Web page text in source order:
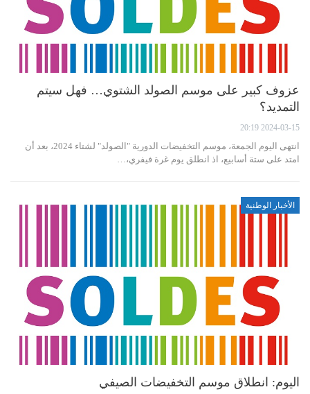
عزوف كبير على موسم الصولد الشتوي… فهل سيتم
التمديد؟
2024-03-15 20:19
انتهى اليوم الجمعة، موسم التخفيضات الدورية "الصولد" لشتاء 2024، بعد أن
امتد على ستة أسابيع، اذ انطلق يوم غرة فيفري،…
الأخبار الوطنية
اليوم: انطلاق موسم التخفيضات الصيفي